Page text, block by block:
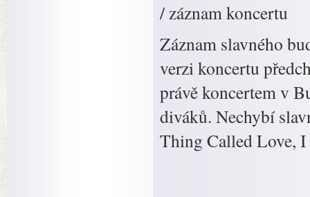
/ záznam koncertu
Záznam slavného
verzi koncertu
právě koncertem v
diváků. Nechybí
Thing Called Love, I